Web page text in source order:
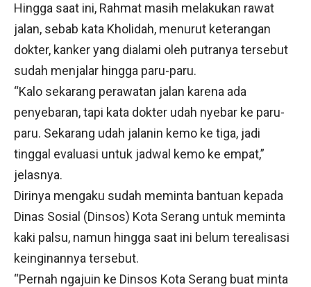
Hingga saat ini, Rahmat masih melakukan rawat
jalan, sebab kata Kholidah, menurut keterangan
dokter, kanker yang dialami oleh putranya tersebut
sudah menjalar hingga paru-paru.
“Kalo sekarang perawatan jalan karena ada
penyebaran, tapi kata dokter udah nyebar ke paru-
paru. Sekarang udah jalanin kemo ke tiga, jadi
tinggal evaluasi untuk jadwal kemo ke empat,”
jelasnya.
Dirinya mengaku sudah meminta bantuan kepada
Dinas Sosial (Dinsos) Kota Serang untuk meminta
kaki palsu, namun hingga saat ini belum terealisasi
keinginannya tersebut.
“Pernah ngajuin ke Dinsos Kota Serang buat minta